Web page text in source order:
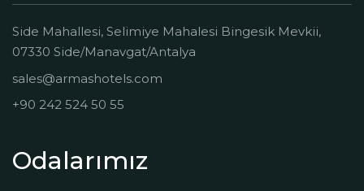
Side Mahallesi, Selimiye Mahalesi Bingesik Mevkii,
07330 Side/Manavgat/Antalya
sales@armashotels.com
+90 242 524 50 55
Odalarımız